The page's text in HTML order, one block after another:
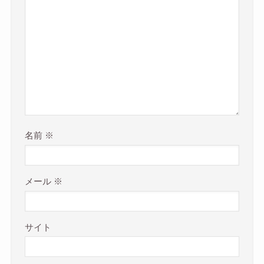
名前 ※
メール ※
サイト